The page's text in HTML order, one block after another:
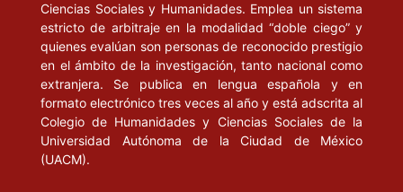
Ciencias Sociales y Humanidades. Emplea un sistema
estricto de arbitraje en la modalidad “doble ciego” y
quienes evalúan son personas de reconocido prestigio
en el ámbito de la investigación, tanto nacional como
extranjera. Se publica en lengua española y en
formato electrónico tres veces al año y está adscrita al
Colegio de Humanidades y Ciencias Sociales de la
Universidad Autónoma de la Ciudad de México
(UACM).